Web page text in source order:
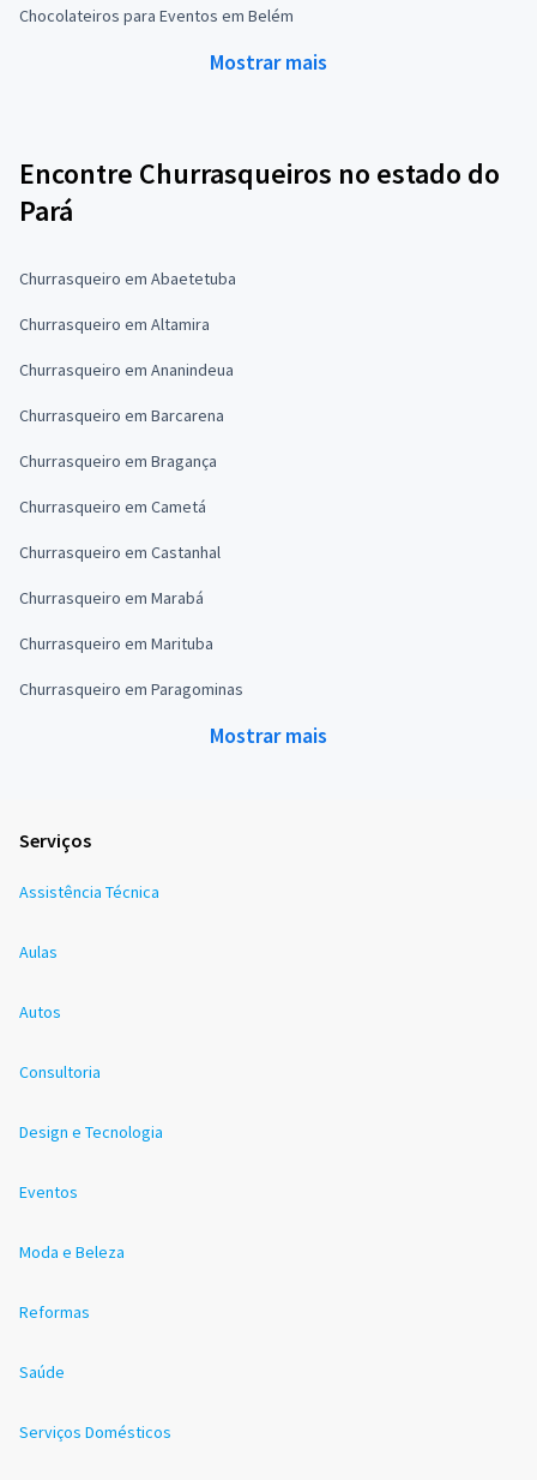
Chocolateiros para Eventos em Belém
Mostrar mais
Encontre Churrasqueiros no estado do
Pará
Churrasqueiro em Abaetetuba
Churrasqueiro em Altamira
Churrasqueiro em Ananindeua
Churrasqueiro em Barcarena
Churrasqueiro em Bragança
Churrasqueiro em Cametá
Churrasqueiro em Castanhal
Churrasqueiro em Marabá
Churrasqueiro em Marituba
Churrasqueiro em Paragominas
Mostrar mais
Serviços
Assistência Técnica
Aulas
Autos
Consultoria
Design e Tecnologia
Eventos
Moda e Beleza
Reformas
Saúde
Serviços Domésticos